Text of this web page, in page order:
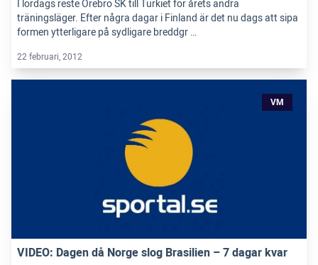
I lördags reste Örebro SK till Turkiet för årets andra
träningsläger. Efter några dagar i Finland är det nu dags att sipa
formen ytterligare på sydligare breddgr …
22 februari, 2012
VM
VIDEO: Dagen då Norge slog Brasilien – 7 dagar kvar